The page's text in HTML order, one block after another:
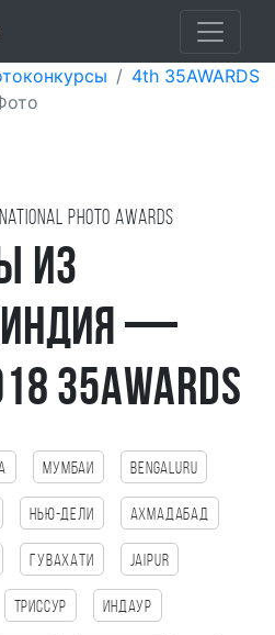
4th 35AWARDS
photo awards
из
Индия —
35AWARDS
Мумбаи Bengaluru
Нью-Дели Ахмадабад
Гувахати Jaipur
Триссур Индаур